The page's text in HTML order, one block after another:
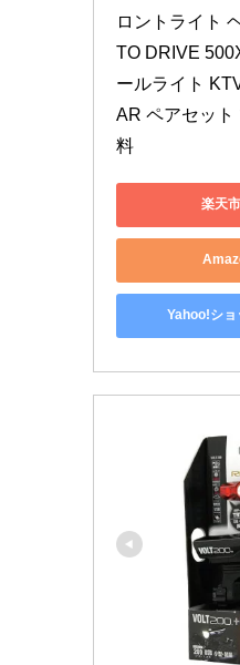
ロントライト
TO DRIVE
ールライト
AR ペアセット
料
楽天
Yahoo!ショ